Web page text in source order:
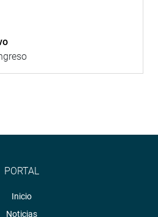
PORTAL
Inicio
Noticias